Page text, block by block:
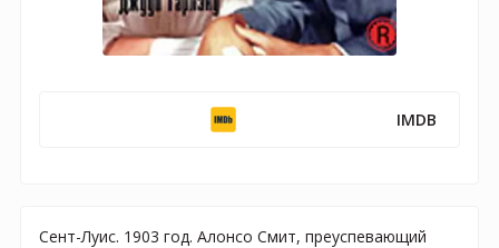
IMDB
Сент-Луис. 1903 год. Алонсо Смит, преуспевающий